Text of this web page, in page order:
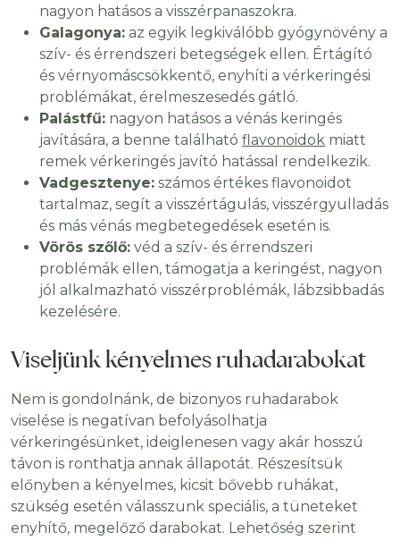
nagyon hatásos a visszérpanaszokra.
Galagonya: az egyik legkiválóbb gyógynövény a
szív- és érrendszeri betegségek ellen. Értágító
és vérnyomáscsökkentő, enyhíti a vérkeringési
problémákat, érelmeszesedés gátló.
Palástfű: nagyon hatásos a vénás keringés
javítására, a benne található flavonoidok miatt
remek vérkeringés javító hatással rendelkezik.
Vadgesztenye: számos értékes flavonoidot
tartalmaz, segít a visszértágulás, visszérgyulladás
és más vénás megbetegedések esetén is.
Vörös szőlő: véd a szív- és érrendszeri
problémák ellen, támogatja a keringést, nagyon
jól alkalmazható visszérproblémák, lábzsibbadás
kezelésére.
Viseljünk kényelmes ruhadarabokat
Nem is gondolnánk, de bizonyos ruhadarabok
viselése is negatívan befolyásolhatja
vérkeringésünket, ideiglenesen vagy akár hosszú
távon is ronthatja annak állapotát. Részesítsük
előnyben a kényelmes, kicsit bővebb ruhákat,
szükség esetén válasszunk speciális, a tüneteket
enyhítő, megelőző darabokat. Lehetőség szerint